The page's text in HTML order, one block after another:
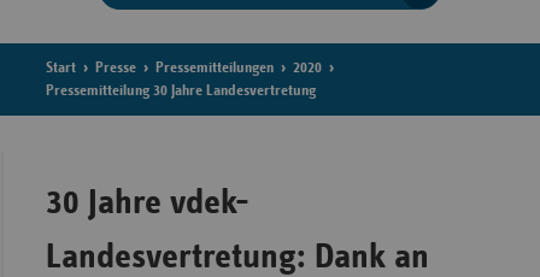
der
Start Presse Pressemitteilungen
2020
Pressemitteilung 30 Jahre Landesvertretung
30 Jahre vdek-
Landesvertretung: Dank an